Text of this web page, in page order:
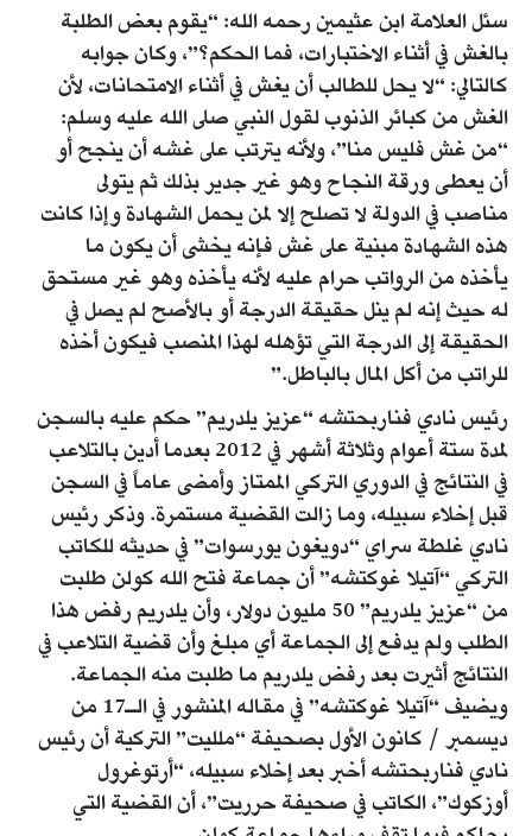
سئل العلامة ابن عثيمين رحمه الله: “يقوم بعض الطلبة
بالغش في أثناء الاختبارات، فما الحكم؟”، وكان جوابه
كالتالي: “لا يحل للطالب أن يغش في أثناء الامتحانات، لأن
الغش من كبائر الذنوب لقول النبي صلى الله عليه وسلم:
“من غش فليس منا”، ولأنه يترتب على غشه أن ينجح أو
أن يعطى ورقة النجاح وهو غير جدير بذلك ثم يتولى
مناصب في الدولة لا تصلح إلا لمن يحمل الشهادة وإذا كانت
هذه الشهادة مبنية على غش فإنه يخشى أن يكون ما
يأخذه من الرواتب حرام عليه لأنه يأخذه وهو غير مستحق
له حيث إنه لم ينل حقيقة الدرجة أو بالأصح لم يصل في
الحقيقة إلى الدرجة التي تؤهله لهذا المنصب فيكون أخذه
للراتب من أكل المال بالباطل.”
رئيس نادي فناربحتشه “عزيز يلدريم” حكم عليه بالسجن
لمدة ستة أعوام وثلاثة أشهر في 2012 بعدما أدين بالتلاعب
في النتائج في الدوري التركي الممتاز وأمضى عاماً في السجن
قبل إخلاء سبيله، وما زالت القضية مستمرة. وذكر رئيس
نادي غلطة سراي “دويغون يورسوات” في حديثه للكاتب
التركي “آتيلا غوكتشه” أن جماعة فتح الله كولن طلبت
من “عزيز يلدريم” 50 مليون دولار، وأن يلدريم رفض هذا
الطلب ولم يدفع إلى الجماعة أي مبلغ وأن قضية التلاعب في
النتائج أثيرت بعد رفض يلدريم ما طلبت منه الجماعة.
ويضيف “آتيلا غوكتشه” في مقاله المنشور في الـ17 من
ديسمبر / كانون الأول بصحيفة “ملليت” التركية أن رئيس
نادي فناربحتشه أخبر بعد إخلاء سبيله، “أرتوغرول
أوزكوك”، الكاتب في صحيفة حرريت”، أن القضية التي